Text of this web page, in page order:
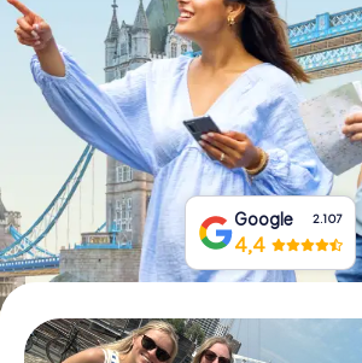
Boek tickets
Koop cadeaubonnen
Google 2.107
4,4